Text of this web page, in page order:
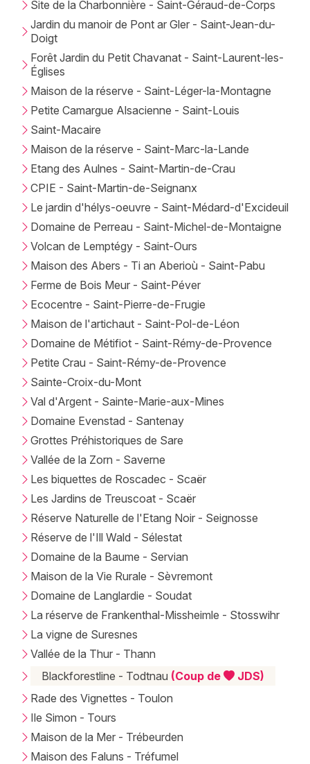
Site de la Charbonnière - Saint-Géraud-de-Corps
Jardin du manoir de Pont ar Gler - Saint-Jean-du-
Doigt
Forêt Jardin du Petit Chavanat - Saint-Laurent-les-
Églises
Maison de la réserve - Saint-Léger-la-Montagne
Petite Camargue Alsacienne - Saint-Louis
Saint-Macaire
Maison de la réserve - Saint-Marc-la-Lande
Etang des Aulnes - Saint-Martin-de-Crau
CPIE - Saint-Martin-de-Seignanx
Le jardin d'hélys-oeuvre - Saint-Médard-d'Excideuil
Domaine de Perreau - Saint-Michel-de-Montaigne
Volcan de Lemptégy - Saint-Ours
Maison des Abers - Ti an Aberioù - Saint-Pabu
Ferme de Bois Meur - Saint-Péver
Ecocentre - Saint-Pierre-de-Frugie
Maison de l'artichaut - Saint-Pol-de-Léon
Domaine de Métifiot - Saint-Rémy-de-Provence
Petite Crau - Saint-Rémy-de-Provence
Sainte-Croix-du-Mont
Val d'Argent - Sainte-Marie-aux-Mines
Domaine Evenstad - Santenay
Grottes Préhistoriques de Sare
Vallée de la Zorn - Saverne
Les biquettes de Roscadec - Scaër
Les Jardins de Treuscoat - Scaër
Réserve Naturelle de l'Etang Noir - Seignosse
Réserve de l'Ill Wald - Sélestat
Domaine de la Baume - Servian
Maison de la Vie Rurale - Sèvremont
Domaine de Langlardie - Soudat
La réserve de Frankenthal-Missheimle - Stosswihr
La vigne de Suresnes
Vallée de la Thur - Thann
Blackforestline - Todtnau (Coup de
JDS)
Rade des Vignettes - Toulon
Ile Simon - Tours
Maison de la Mer - Trébeurden
Maison des Faluns - Tréfumel